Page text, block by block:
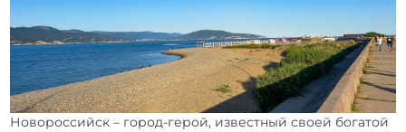
Новороссийск – город-герой, известный своей богатой